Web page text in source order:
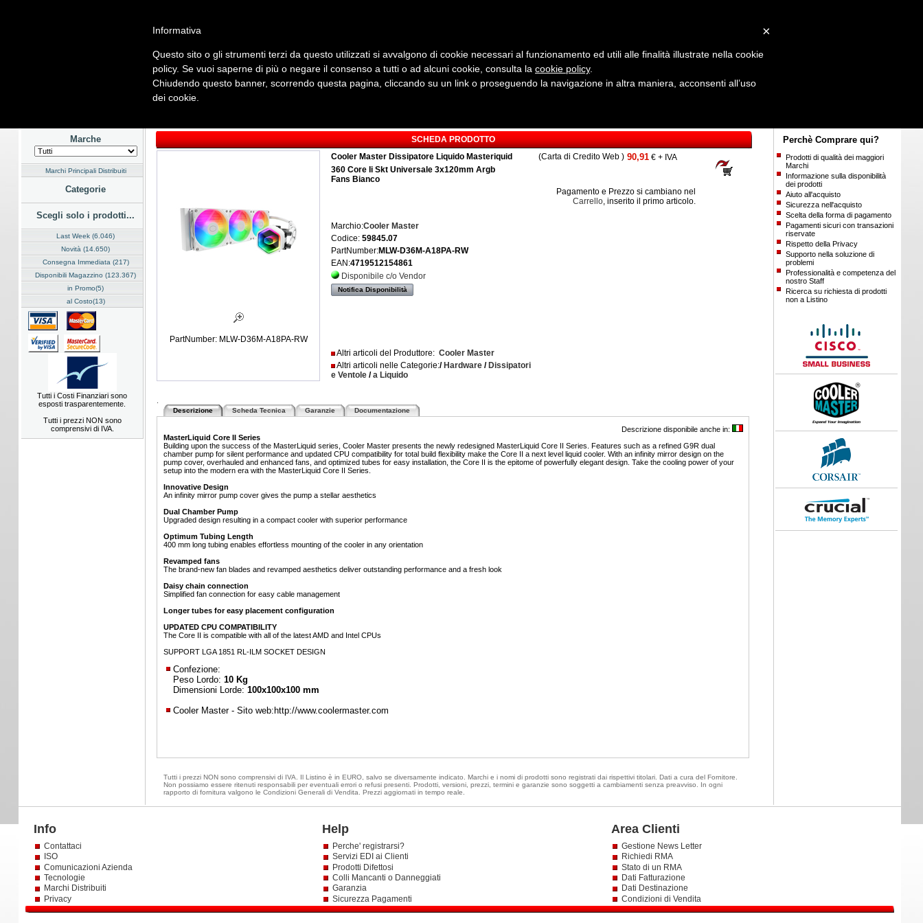
Dati Cliente Servizi Company
Cerca:
Fotografia Telefonia Audio Video Energia Sicurezza e Automazione Servizi
Robotica
Marche
Marchi Principali Distribuiti
Categorie
Scegli solo i prodotti...
Last Week (6.046)
Novità (14.650)
Consegna Immediata (217)
Disponibili Magazzino (123.367)
in Promo(5)
al Costo(13)
Tutti i Costi Finanziari sono
esposti trasparentemente.
Tutti i prezzi NON sono
comprensivi di IVA.
SCHEDA PRODOTTO
PartNumber: MLW-D36M-A18PA-RW
Cooler Master Dissipatore Liquido Masteriquid (Carta di Credito Web ) 90,91 € + IVA
360 Core Ii Skt Universale 3x120mm Argb
Fans Bianco
Pagamento e Prezzo si cambiano nel
Carrello, inserito il primo articolo.
Marchio:Cooler Master
Codice: 59845.07
PartNumber:MLW-D36M-A18PA-RW
EAN:4719512154861
Disponibile c/o Vendor
Notifica Disponibilità
Altri articoli del Produttore:Cooler Master
Altri articoli nelle Categorie:/ Hardware / Dissipatori
e Ventole /a Liquido
Descrizione Scheda Tecnica Garanzie Documentazione
Descrizione disponibile anche in:
MasterLiquid Core II Series
Building upon the success of the MasterLiquid series, Cooler Master presents the newly redesigned MasterLiquid Core II Series. Features such as a refined G9R dual
chamber pump for silent performance and updated CPU compatibility for total build flexibility make the Core II a next level liquid cooler. With an infinity mirror design on the
pump cover, overhauled and enhanced fans, and optimized tubes for easy installation, the Core II is the epitome of powerfully elegant design. Take the cooling power of your
setup into the modern era with the MasterLiquid Core II Series.
Innovative Design
An infinity mirror pump cover gives the pump a stellar aesthetics
Dual Chamber Pump
Upgraded design resulting in a compact cooler with superior performance
Optimum Tubing Length
400 mm long tubing enables effortless mounting of the cooler in any orientation
Revamped fans
The brand-new fan blades and revamped aesthetics deliver outstanding performance and a fresh look
Daisy chain connection
Simplified fan connection for easy cable management
Longer tubes for easy placement configuration
UPDATED CPU COMPATIBILITY
The Core II is compatible with all of the latest AMD and Intel CPUs
SUPPORT LGA 1851 RL-ILM SOCKET DESIGN
Confezione:
Peso Lordo: 10 Kg
Dimensioni Lorde: 100x100x100 mm
Cooler Master - Sito web: http://www.coolermaster.com
Tutti i prezzi NON sono comprensivi di IVA. Il Listino è in EURO, salvo se diversamente indicato. Marchi e i nomi di prodotti sono registrati dai rispettivi titolari. Dati a cura del Fornitore.
Non possiamo essere ritenuti responsabili per eventuali errori o refusi presenti. Prodotti, versioni, prezzi, termini e garanzie sono soggetti a cambiamenti senza preavviso. In ogni
rapporto di fornitura valgono le Condizioni Generali di Vendita. Prezzi aggiornati in tempo reale.
Perchè Comprare qui?
Prodotti di qualità dei maggiori
Marchi
Informazione sulla disponibilità
dei prodotti
Aiuto all'acquisto
Sicurezza nell'acquisto
Scelta della forma di pagamento
Pagamenti sicuri con transazioni
riservate
Rispetto della Privacy
Supporto nella soluzione di
problemi
Professionalità e competenza del
nostro Staff
Ricerca su richiesta di prodotti
non a Listino
Info Help Area Clienti
Contattaci
ISO
Comunicazioni Azienda
Tecnologie
Marchi Distribuiti
Privacy
Perche' registrarsi?
Servizi EDI ai Clienti
Prodotti Difettosi
Colli Mancanti o Danneggiati
Garanzia
Sicurezza Pagamenti
Gestione News Letter
Richiedi RMA
Stato di un RMA
Dati Fatturazione
Dati Destinazione
Condizioni di Vendita
×
Informativa
Questo sito o gli strumenti terzi da questo utilizzati si avvalgono di cookie necessari al funzionamento ed utili alle finalità illustrate nella cookie
policy. Se vuoi saperne di più o negare il consenso a tutti o ad alcuni cookie, consulta la cookie policy.
Chiudendo questo banner, scorrendo questa pagina, cliccando su un link o proseguendo la navigazione in altra maniera, acconsenti all’uso
dei cookie.